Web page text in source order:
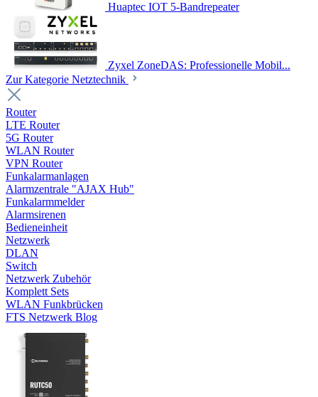
Huaptec IOT 5-Bandrepeater
Zyxel ZoneDAS: Professionelle Mobil...
Zur Kategorie Netztechnik
Router
LTE Router
5G Router
WLAN Router
VPN Router
Funkalarmanlagen
Alarmzentrale "AJAX Hub"
Funkalarmmelder
Alarmsirenen
Bedieneinheit
Netzwerk
DLAN
Switch
Netzwerk Zubehör
Komplett Sets
WLAN Funkbrücken
FTS Netzwerk Blog